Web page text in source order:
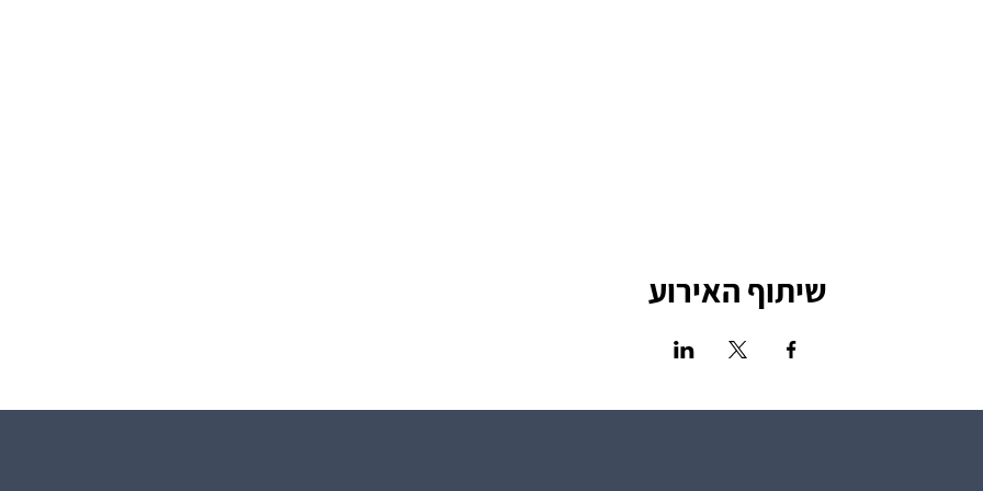
שיתוף האירוע